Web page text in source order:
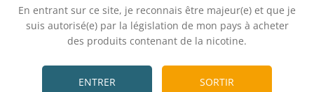
En entrant sur ce site, je reconnais être majeur(e) et que je
suis autorisé(e) par la législation de mon pays à acheter
des produits contenant de la nicotine.
ENTRER SORTIR